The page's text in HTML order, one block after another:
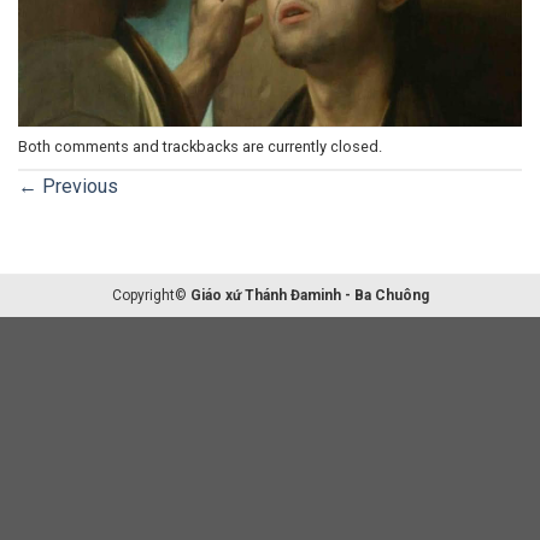
Both comments and trackbacks are currently closed.
← Previous
Copyright© Giáo xứ Thánh Đaminh - Ba Chuông